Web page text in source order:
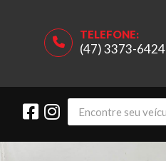
TELEFONE:
(47) 3373-6424